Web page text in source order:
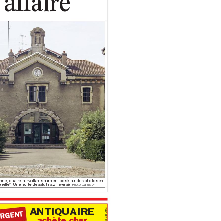
ANTIQUAIRE
quatre surveillants auraient posé sur des photos en
Une sorte de salut nazi inversé. Photo Darius JF